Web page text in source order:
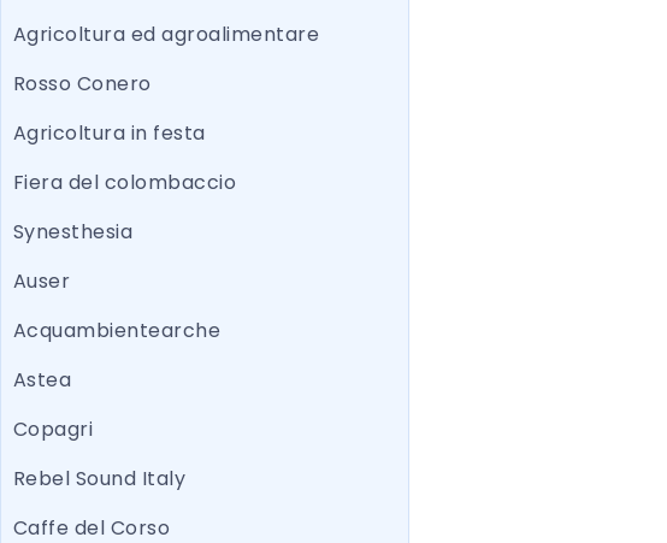
Agricoltura ed agroalimentare
Rosso Conero
Agricoltura in festa
Fiera del colombaccio
Synesthesia
Auser
Acquambientearche
Astea
Copagri
Rebel Sound Italy
Caffe del Corso